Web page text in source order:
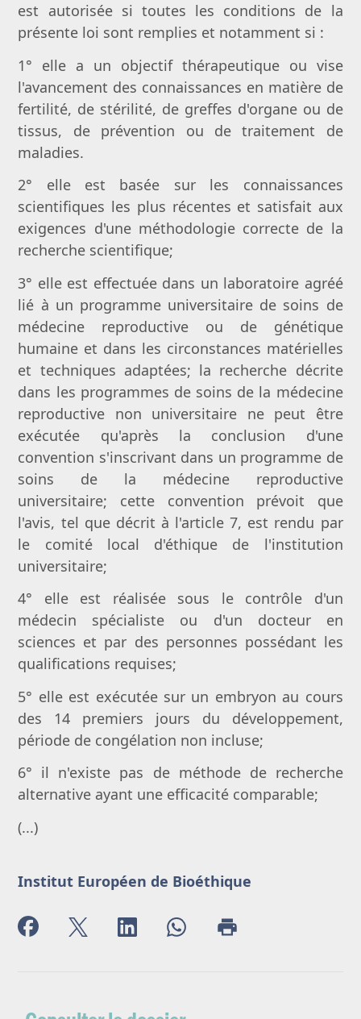
est autorisée si toutes les conditions de la
présente loi sont remplies et notamment si :
1° elle a un objectif thérapeutique ou vise
l'avancement des connaissances en matière de
fertilité, de stérilité, de greffes d'organe ou de
tissus, de prévention ou de traitement de
maladies.
2° elle est basée sur les connaissances
scientifiques les plus récentes et satisfait aux
exigences d'une méthodologie correcte de la
recherche scientifique;
3° elle est effectuée dans un laboratoire agréé
lié à un programme universitaire de soins de
médecine reproductive ou de génétique
humaine et dans les circonstances matérielles
et techniques adaptées; la recherche décrite
dans les programmes de soins de la médecine
reproductive non universitaire ne peut être
exécutée qu'après la conclusion d'une
convention s'inscrivant dans un programme de
soins de la médecine reproductive
universitaire; cette convention prévoit que
l'avis, tel que décrit à l'article 7, est rendu par
le comité local d'éthique de l'institution
universitaire;
4° elle est réalisée sous le contrôle d'un
médecin spécialiste ou d'un docteur en
sciences et par des personnes possédant les
qualifications requises;
5° elle est exécutée sur un embryon au cours
des 14 premiers jours du développement,
période de congélation non incluse;
6° il n'existe pas de méthode de recherche
alternative ayant une efficacité comparable;
(...)
Institut Européen de Bioéthique